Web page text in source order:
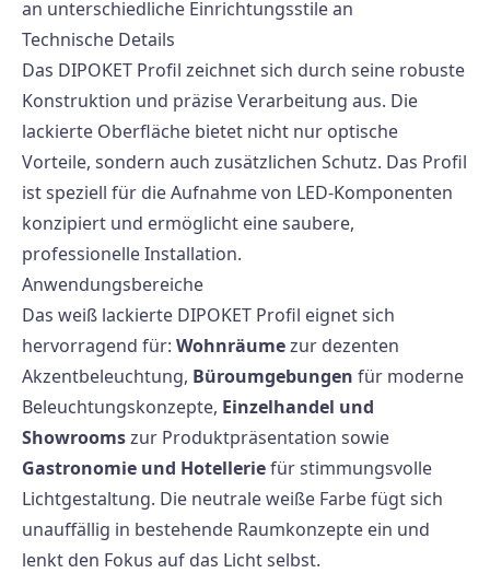
an unterschiedliche Einrichtungsstile an
Technische Details
Das DIPOKET Profil zeichnet sich durch seine robuste
Konstruktion und präzise Verarbeitung aus. Die
lackierte Oberfläche bietet nicht nur optische
Vorteile, sondern auch zusätzlichen Schutz. Das Profil
ist speziell für die Aufnahme von LED-Komponenten
konzipiert und ermöglicht eine saubere,
professionelle Installation.
Anwendungsbereiche
Das weiß lackierte DIPOKET Profil eignet sich
hervorragend für: Wohnräumezur dezenten
Akzentbeleuchtung, Büroumgebungen für moderne
Beleuchtungskonzepte, Einzelhandel und
Showroomszur Produktpräsentation sowie
Gastronomie und Hotelleriefür stimmungsvolle
Lichtgestaltung. Die neutrale weiße Farbe fügt sich
unauffällig in bestehende Raumkonzepte ein und
lenkt den Fokus auf das Licht selbst.